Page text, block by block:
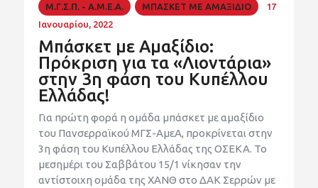
Μ.Γ.Σ.Π. - Α.Μ.Ε.Α. ΜΠΑΣΚΕΤ ΜΕ ΑΜΑΞΙΔΙΟ
17
Ιανουαρίου, 2022
Mπάσκετ με Αμαξίδιο:
Πρόκριση για τα «Λιοντάρια»
στην 3η φάση του Κυπέλλου
Ελλάδας!
Για πρώτη φορά η ομάδα μπάσκετ με αμαξίδιο
του Πανσερραϊκού ΜΓΣ-ΑμεΑ, προκρίνεται στην
3η φάση του Κυπέλλου Ελλάδας της ΟΣΕΚΑ. Το
μεσημέρι του Σαββάτου 15/1 νίκησαν την
αντίστοιχη ομάδα της ΧΑΝΘ στο ΔΑΚ Σερρών με